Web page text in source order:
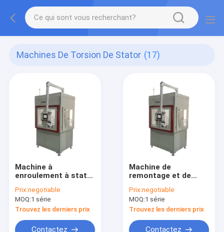
Machines De Torsion De Stator (17)
Machine à
enroulement à stator
Prix:negotiable
MOQ:1 série
Trouvez les derniers prix
Contactez
Machine de
remontage et de
plat avec capacité de
roulement libre
automatique
Prix:negotiable
MOQ:1 série
Trouvez les derniers prix
Contactez